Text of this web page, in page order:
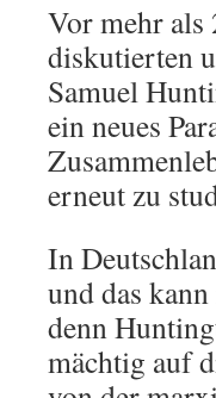
Vor mehr als
diskutierten
Samuel
ein neues
erneut zu
In
und das
denn
mächtig auf